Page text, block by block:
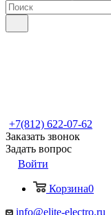
+7(812) 622-07-62
Заказать звонок
Задать вопрос
Войти
Корзина0
info@elite-electro.ru